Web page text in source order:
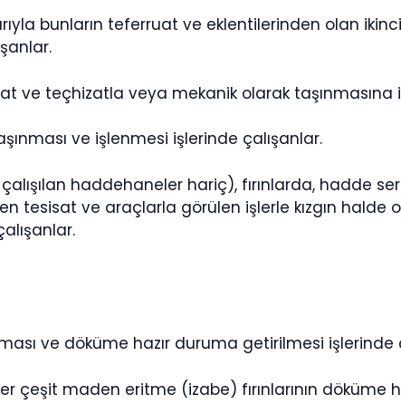
bunların teferruat ve eklentilerinden olan
ve teçhizatla veya mekanik olarak taşınmasına
ve işlenmesi işlerinde çalışanlar.
haddehaneler hariç), fırınlarda, hadde
tesisat ve araçlarla görülen işlerle kızgın halde
ve döküme hazır duruma getirilmesi işlerinde
çeşit maden eritme (izabe) fırınlarının döküme